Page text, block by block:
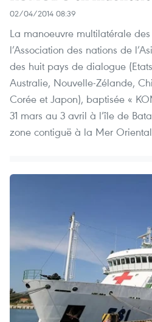
02/04/2014 08:39
La manoeuvre multilatérale
l’Association des nations de
des huit pays de dialogue
Australie, Nouvelle-Zélande,
Corée et Japon), baptisée «
31 mars au 3 avril à l’île de
zone contiguë à la Mer